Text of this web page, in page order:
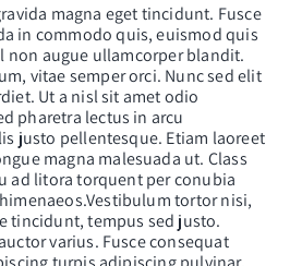
magna eget tincidunt. Fusce
in commodo quis, euismod quis
non augue ullamcorper blandit.
vitae semper orci. Nunc sed elit
Ut a nisl sit amet odio
pharetra lectus in arcu
justo pellentesque. Etiam laoreet
magna malesuada ut. Class
ad litora torquent per conubia
tortor nisi,
tincidunt, tempus sed justo.
varius. Fusce consequat